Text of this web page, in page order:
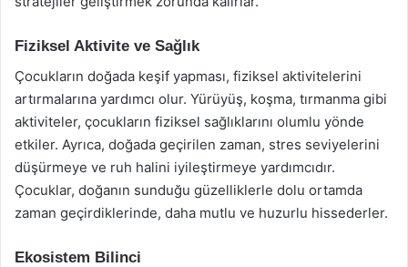
Fiziksel Aktivite ve Sağlık
Çocukların doğada keşif yapması, fiziksel aktivitelerini
artırmalarına yardımcı olur. Yürüyüş, koşma, tırmanma gibi
aktiviteler, çocukların fiziksel sağlıklarını olumlu yönde
etkiler. Ayrıca, doğada geçirilen zaman, stres seviyelerini
düşürmeye ve ruh halini iyileştirmeye yardımcıdır.
Çocuklar, doğanın sunduğu güzelliklerle dolu ortamda
zaman geçirdiklerinde, daha mutlu ve huzurlu hissederler.
Ekosistem Bilinci